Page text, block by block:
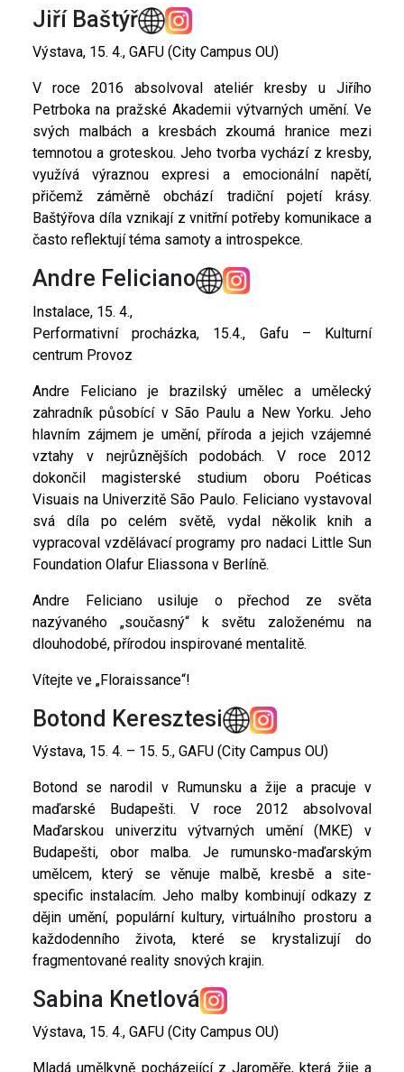
Jiří Baštýř
Výstava, 15. 4., GAFU (City Campus OU)
V roce 2016 absolvoval ateliér kresby u Jiřího
Petrboka na pražské Akademii výtvarných umění. Ve
svých malbách a kresbách zkoumá hranice mezi
temnotou a groteskou. Jeho tvorba vychází z kresby,
využívá výraznou expresi a emocionální napětí,
přičemž záměrně obchází tradiční pojetí krásy.
Baštýřova díla vznikají z vnitřní potřeby komunikace a
často reflektují téma samoty a introspekce.
Andre Feliciano
Instalace, 15. 4.,
Performativní procházka, 15.4., Gafu – Kulturní
centrum Provoz
Andre Feliciano je brazilský umělec a umělecký
zahradník působící v São Paulu a New Yorku. Jeho
hlavním zájmem je umění, příroda a jejich vzájemné
vztahy v nejrůznějších podobách. V roce 2012
dokončil magisterské studium oboru Poéticas
Visuais na Univerzitě São Paulo. Feliciano vystavoval
svá díla po celém světě, vydal několik knih a
vypracoval vzdělávací programy pro nadaci Little Sun
Foundation Olafur Eliassona v Berlíně.
Andre Feliciano usiluje o přechod ze světa
nazývaného „současný“ k světu založenému na
dlouhodobé, přírodou inspirované mentalitě.
Vítejte ve „Floraissance“!
Botond Keresztesi
Výstava, 15. 4. – 15. 5., GAFU (City Campus OU)
Botond se narodil v Rumunsku a žije a pracuje v
maďarské Budapešti. V roce 2012 absolvoval
Maďarskou univerzitu výtvarných umění (MKE) v
Budapešti, obor malba. Je rumunsko-maďarským
umělcem, který se věnuje malbě, kresbě a site-
specific instalacím. Jeho malby kombinují odkazy z
dějin umění, populární kultury, virtuálního prostoru a
každodenního života, které se krystalizují do
fragmentované reality snových krajin.
Sabina Knetlová
Výstava, 15. 4., GAFU (City Campus OU)
Mladá umělkyně pocházející z Jaroměře, která žije a